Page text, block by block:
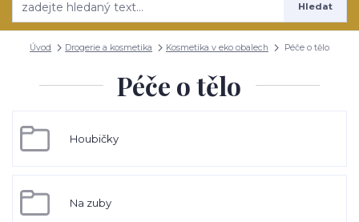
Hledat
Úvod Drogerie a kosmetika Kosmetika v eko obalech Péče o tělo
Péče o tělo
Houbičky
Na zuby